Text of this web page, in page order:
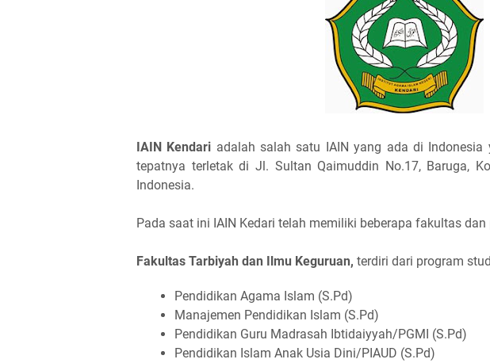
IAIN Kendari adalah salah satu IAIN yang ada di Indonesia
tepatnya terletak di Jl. Sultan Qaimuddin No.17, Baruga,
Indonesia.
Pada saat ini IAIN Kedari telah memiliki beberapa fakultas
Fakultas Tarbiyah dan Ilmu Keguruan, terdiri dari program
Pendidikan Agama Islam (S.Pd)
Manajemen Pendidikan Islam (S.Pd)
Pendidikan Guru Madrasah Ibtidaiyyah/PGMI (S.Pd)
Pendidikan Islam Anak Usia Dini/PIAUD (S.Pd)